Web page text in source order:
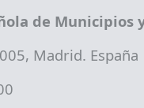
de Municipios
Madrid. España